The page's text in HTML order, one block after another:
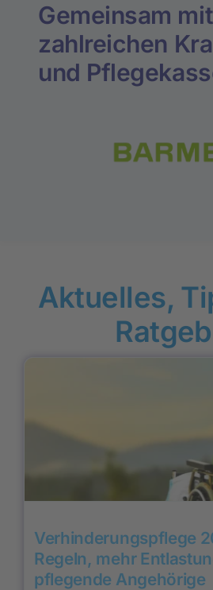
Gemeinsam mit
zahlreichen
und
Aktuelles,
Verhinderungspflege
Regeln, mehr
pflegende Angehörige